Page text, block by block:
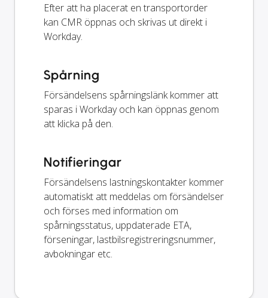
Efter att ha placerat en transportorder
kan CMR öppnas och skrivas ut direkt i
Workday.
Spårning
Försändelsens spårningslänk kommer att
sparas i Workday och kan öppnas genom
att klicka på den.
Notifieringar
Försändelsens lastningskontakter kommer
automatiskt att meddelas om försändelser
och förses med information om
spårningsstatus, uppdaterade ETA,
förseningar, lastbilsregistreringsnummer,
avbokningar etc.